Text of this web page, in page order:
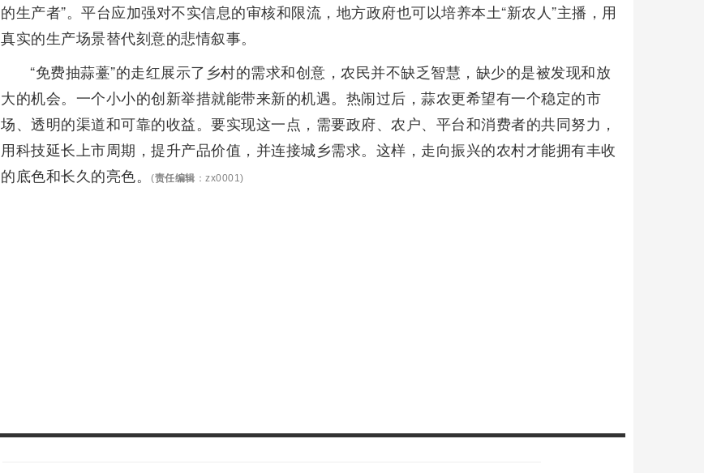
的生产者”。平台应加强对不实信息的审核和限流，地方政府也可以培养本土“新农人”主播，用
真实的生产场景替代刻意的悲情叙事。
“免费抽蒜薹”的走红展示了乡村的需求和创意，农民并不缺乏智慧，缺少的是被发现和放
大的机会。一个小小的创新举措就能带来新的机遇。热闹过后，蒜农更希望有一个稳定的市
场、透明的渠道和可靠的收益。要实现这一点，需要政府、农户、平台和消费者的共同努力，
用科技延长上市周期，提升产品价值，并连接城乡需求。这样，走向振兴的农村才能拥有丰收
的底色和长久的亮色。
(责任编辑 ：zx0001)